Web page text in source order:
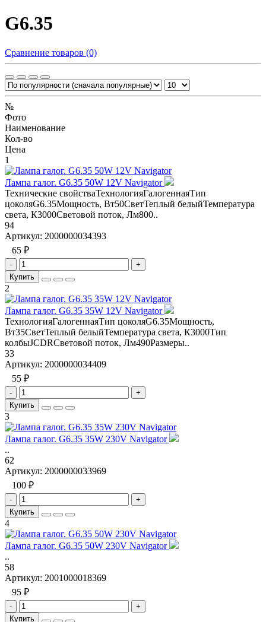
G6.35
Сравнение товаров (0)
№
Фото
Наименование
Кол-во
Цена
1
Лампа галог. G6.35 50W 12V Navigator
Технические свойстваТехнологияГалогеннаяТип
цоколяG6.35Мощность, Вт50СветТеплый белыйТемпература
света, К3000Световой поток, Лм800..
94
Артикул: 2000000034393
65 ₽
-
+
Купить
2
Лампа галог. G6.35 35W 12V Navigator
ТехнологияГалогеннаяТип цоколяG6.35Мощность,
Вт35СветТеплый белыйТемпература света, К3000Тип
колбыJCDRСветовой поток, Лм490Размеры..
33
Артикул: 2000000034409
55 ₽
-
+
Купить
3
Лампа галог. G6.35 35W 230V Navigator
..
62
Артикул: 2000000033969
100 ₽
-
+
Купить
4
Лампа галог. G6.35 50W 230V Navigator
..
58
Артикул: 2001000018369
95 ₽
-
+
Купить